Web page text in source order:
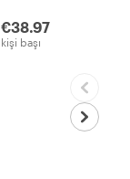
€38.97
kişi başı